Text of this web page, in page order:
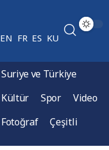
EN FR ES KU
Suriye ve Türkiye
Kültür
Spor
Video
Fotoğraf
Çeşitli